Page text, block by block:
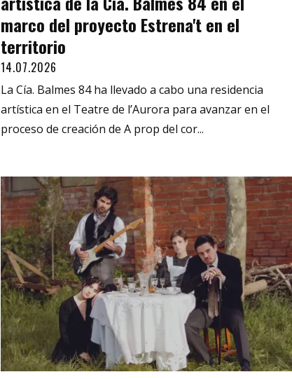
marco del proyecto Estrena't en el
territorio
14.07.2026
La Cía. Balmes 84 ha llevado a cabo una residencia
artística en el Teatre de l’Aurora para avanzar en el
proceso de creación de A prop del cor...